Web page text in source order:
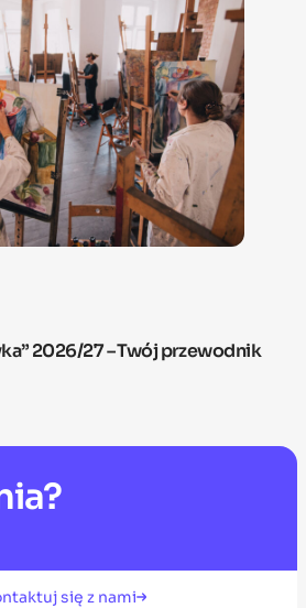
2026/27 – Twój przewodnik
się z nami